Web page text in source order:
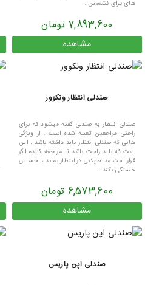
های برای نشستن...
7,893,600 تومان
مشاهده
صندلی انتظار ونکوور
صندلی انتظار به صندلی گفته میشود که برای
راحتی مراجعین تعبیه شده است . از ویژگی
هایی که صندلی انتظار باید داشته باشد ، این
است که باید راحت باشد تا مراجعه کننده اگر
قرار است مدتطولانی در انتظار بماند ، احساس
خستگی نکند...
6,573,600 تومان
مشاهده
صندلی اپن پاریس